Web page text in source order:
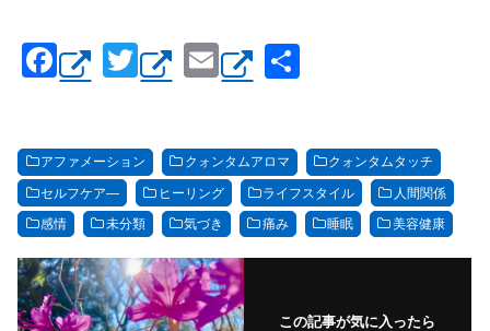
F
a
e
b
o
o
k
T
wi
er
E
m
アファメーション クォンタムアロマ クォンタムタッチ
セルフケア― ヒーリング ライフスタイル 人間関係
感情 未分類 気づき 痛み 睡眠 美容健康
この記事が気に入ったら